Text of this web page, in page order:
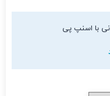
با اسنپ پی